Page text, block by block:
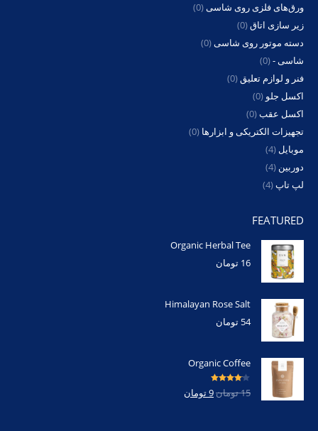
ورق‌های فلزی روی شاسی(0)
زیر سازی اتاق(0)
دسته موتور روی شاسی(0)
شاسی -(0)
فنر و لوازم تعلیق(0)
اکسل جلو (0)
اکسل عقب(0)
تجهیزات الکتریکی و ابزارها (0)
موبایل (4)
دوربین (4)
لپ تاپ(4)
FEATURED
Organic Herbal Tee
16 تومان
Himalayan Rose Salt
54 تومان
Organic Coffee
امتیاز4.00
از 5 15تومان9تومان